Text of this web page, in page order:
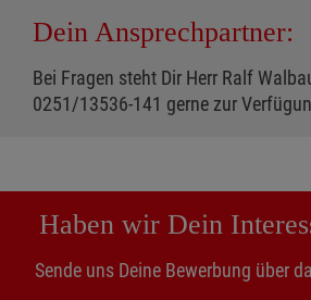
Dein Ansprechpartner:
Bei Fragen steht Dir Herr Ralf
0251/13536-141 gerne zur
Haben wir Dein
Sende uns Deine Bewerbung über